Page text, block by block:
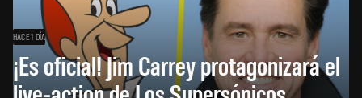
HACE 1 DÍA
¡Es oficial! Jim Carrey protagonizará el